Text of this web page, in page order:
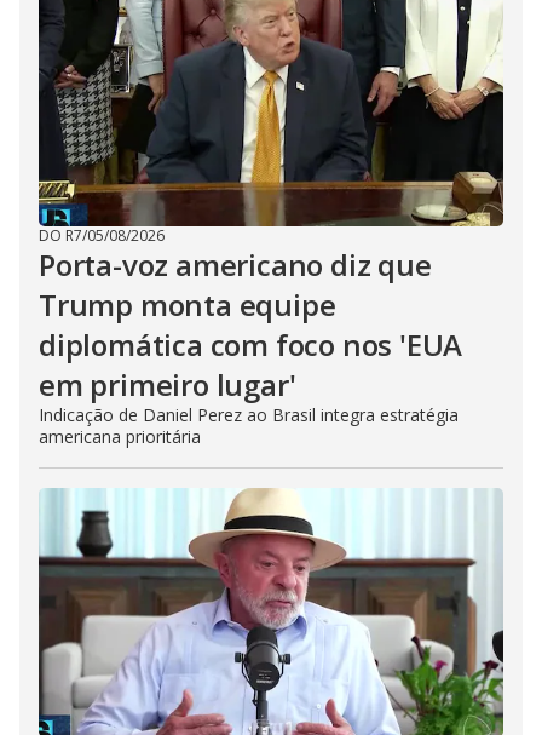
DO R7/05/08/2026
Porta-voz americano diz que
Trump monta equipe
diplomática com foco nos 'EUA
em primeiro lugar'
Indicação de Daniel Perez ao Brasil integra estratégia
americana prioritária